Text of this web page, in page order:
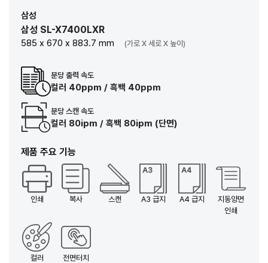
삼성
삼성 SL-X7400LXR
585 x 670 x 883.7 mm (가로 X 세로 X 높이)
분당 출력 속도
컬러 40ppm / 흑백 40ppm
분당 스캔 속도
컬러 80ipm / 흑백 80ipm (단면)
제품 주요 기능
인쇄 복사 스캔 A3 급지 A4 급지
지동양면
인쇄
컬러
전면터치